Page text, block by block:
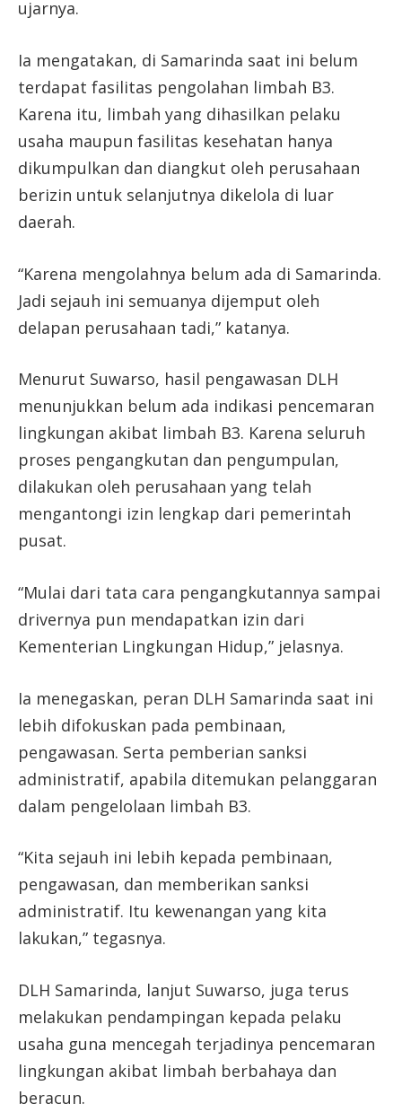
ujarnya.
Ia mengatakan, di Samarinda saat ini belum
terdapat fasilitas pengolahan limbah B3.
Karena itu, limbah yang dihasilkan pelaku
usaha maupun fasilitas kesehatan hanya
dikumpulkan dan diangkut oleh perusahaan
berizin untuk selanjutnya dikelola di luar
daerah.
“Karena mengolahnya belum ada di Samarinda.
Jadi sejauh ini semuanya dijemput oleh
delapan perusahaan tadi,” katanya.
Menurut Suwarso, hasil pengawasan DLH
menunjukkan belum ada indikasi pencemaran
lingkungan akibat limbah B3. Karena seluruh
proses pengangkutan dan pengumpulan,
dilakukan oleh perusahaan yang telah
mengantongi izin lengkap dari pemerintah
pusat.
“Mulai dari tata cara pengangkutannya sampai
drivernya pun mendapatkan izin dari
Kementerian Lingkungan Hidup,” jelasnya.
Ia menegaskan, peran DLH Samarinda saat ini
lebih difokuskan pada pembinaan,
pengawasan. Serta pemberian sanksi
administratif, apabila ditemukan pelanggaran
dalam pengelolaan limbah B3.
“Kita sejauh ini lebih kepada pembinaan,
pengawasan, dan memberikan sanksi
administratif. Itu kewenangan yang kita
lakukan,” tegasnya.
DLH Samarinda, lanjut Suwarso, juga terus
melakukan pendampingan kepada pelaku
usaha guna mencegah terjadinya pencemaran
lingkungan akibat limbah berbahaya dan
beracun.